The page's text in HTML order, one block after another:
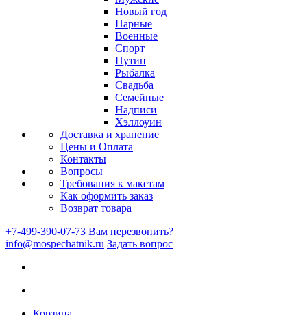
Новый год
Парные
Военные
Спорт
Путин
Рыбалка
Свадьба
Семейные
Надписи
Хэллоуин
Доставка и хранение
Цены и Оплата
Контакты
Вопросы
Требования к макетам
Как оформить заказ
Возврат товара
+7-499-390-07-73 Вам перезвонить?
info@mospechatnik.ru Задать вопрос